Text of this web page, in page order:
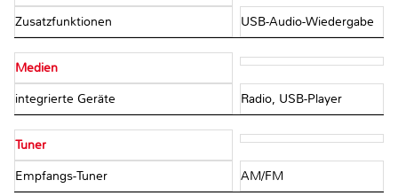
Zusatzfunktionen USB-Audio-Wiedergabe
Medien
integrierte Geräte Radio, USB-Player
Tuner
Empfangs-Tuner AM/FM